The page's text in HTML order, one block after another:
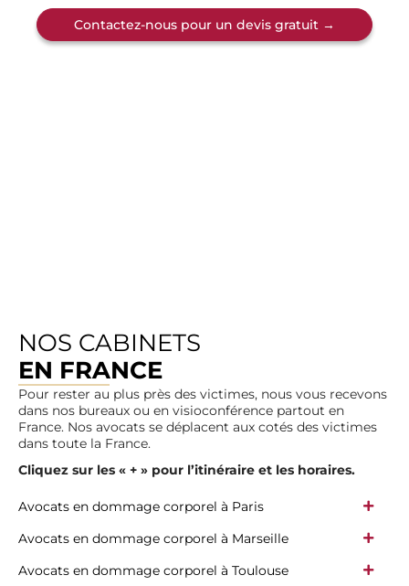
Contactez-nous pour un devis gratuit →
NOS CABINETS
EN FRANCE
Pour rester au plus près des victimes, nous vous recevons
dans nos bureaux ou en visioconférence partout en
France. Nos avocats se déplacent aux cotés des victimes
dans toute la France.
Cliquez sur les « + » pour l’itinéraire et les horaires.
Avocats en dommage corporel à Paris
Avocats en dommage corporel à Marseille
Avocats en dommage corporel à Toulouse